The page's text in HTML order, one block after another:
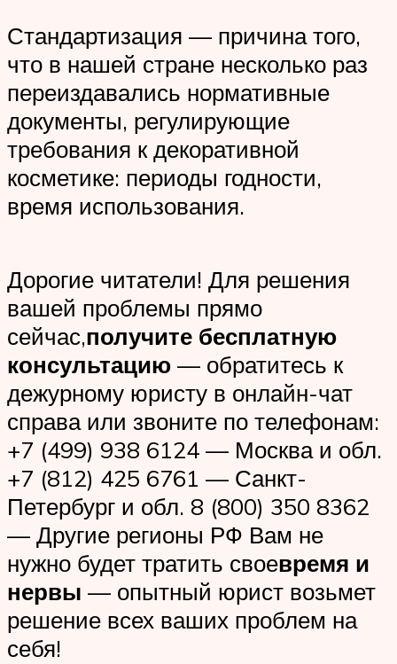
Стандартизация — причина того,
что в нашей стране несколько раз
переиздавались нормативные
документы, регулирующие
требования к декоративной
косметике: периоды годности,
время использования.
Дорогие читатели! Для решения
вашей проблемы прямо
сейчас,получите бесплатную
консультацию — обратитесь к
дежурному юристу в онлайн-чат
справа или звоните по телефонам:
+7 (499) 938 6124 — Москва и обл.
+7 (812) 425 6761 — Санкт-
Петербург и обл. 8 (800) 350 8362
— Другие регионы РФ Вам не
нужно будет тратить своевремя и
нервы — опытный юрист возьмет
решение всех ваших проблем на
себя!